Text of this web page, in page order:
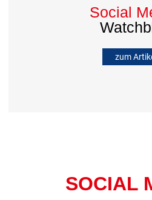
Social
zum
SOCIAL